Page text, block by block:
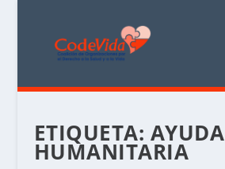
ETIQUETA: AYUDA
HUMANITARIA